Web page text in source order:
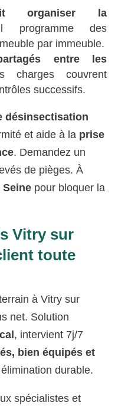
organiser la
des
par immeuble.
entre les
charges couvrent
successifs.
désinsectisation
et aide à la prise
. Demandez un
de pièges. À
pour bloquer la
Vitry sur
toute
à Vitry sur
net. Solution
, intervient 7j/7
bien équipés et
durable.
spécialistes et